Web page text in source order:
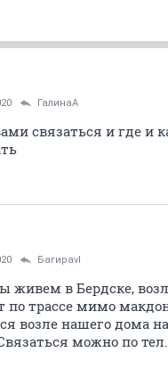
ГалинаА
связаться и где и
Багираvl
живем в Бердске,
трассе мимо
возле нашего дома на
можно по тел.